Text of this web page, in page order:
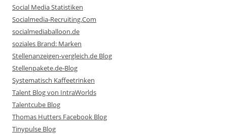
Social Media Statistiken
Socialmedia-Recruiting.Com
socialmediaballoon.de
soziales Brand: Marken
Stellenanzeigen-vergleich.de Blog
Stellenpakete.de-Blog
Systematisch Kaffeetrinken
Talent Blog von IntraWorlds
Talentcube Blog
Thomas Hutters Facebook Blog
Tinypulse Blog